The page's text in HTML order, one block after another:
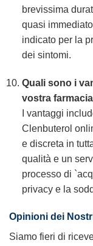
brevissima
quasi
indicato per la
dei sintomi.
Quali sono i
vostra
I vantaggi
Clenbuterol
e discreta in
qualità e un
processo di
privacy e la
Opinioni dei
Siamo fieri di